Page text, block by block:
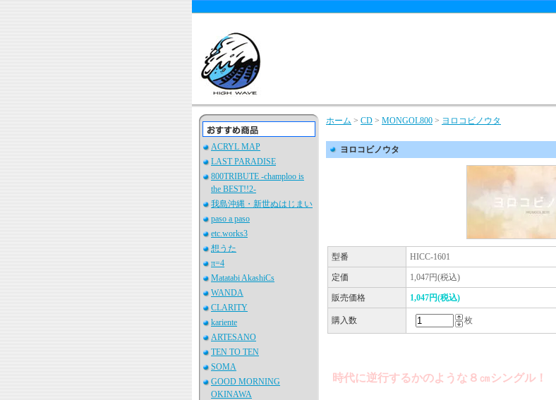
ACRYL MAP
LAST PARADISE
800TRIBUTE -champloo is
the BEST!!2-
我島沖縄・新世ぬはじまい
paso a paso
etc.works3
想うた
π=4
Matatabi AkashiCs
WANDA
CLARITY
kariente
ARTESANO
TEN TO TEN
SOMA
GOOD MORNING
OKINAWA
ホーム > CD > MONGOL800 > ヨロコビノウタ
ヨロコビノウタ
型番 HICC-1601
定価 1,047円(税込)
販売価格 1,047円(税込)
購入数 枚
時代に逆行するかのような８㎝シングル！